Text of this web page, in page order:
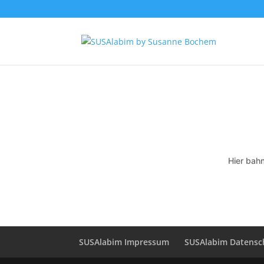
Hier
SUSAlabim Impressum SUSAlabim